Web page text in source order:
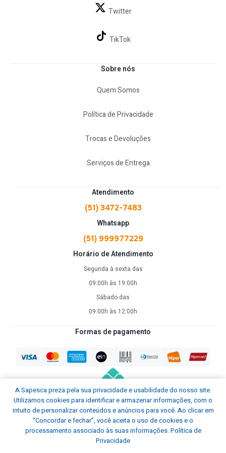
Atendimento
(51) 3472-7483
Whatsapp
(51) 999977229
Horário de Atendimento
Segunda à sexta das
09:00h às 19:00h
Sábado das
09:00h às 12:00h
Sobre nós
Quem Somos
Política de Privacidade
Trocas e Devoluções
Serviços de Entrega
Twitter
TikTok
Formas de pagamento
A Sapesca preza pela sua privacidade e usabilidade do nosso site.
Utilizamos cookies para identificar e armazenar informações, com o
intuito de personalizar conteúdos e anúncios para você. Ao clicar em
“Concordar e fechar”, você aceita o uso de cookies e o
processamento associado às suas informações.Política de
Privacidade